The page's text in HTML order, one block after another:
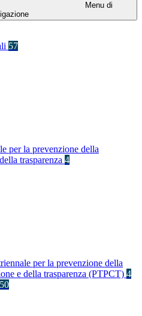
Menu di
57
per la prevenzione della
trasparenza 4
per la prevenzione della
e della trasparenza (PTPCT) 4
50